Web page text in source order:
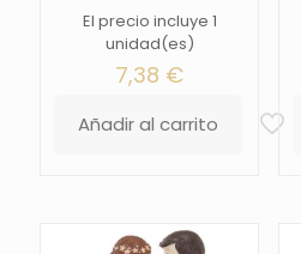
El precio incluye 1
unidad(es)
7,38 €
Añadir al carrito